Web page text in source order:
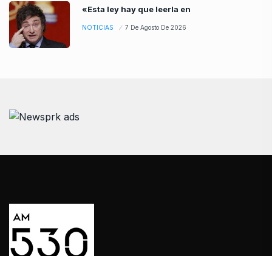
«Esta ley hay que leerla en
NOTICIAS 7 De Agosto De 2026